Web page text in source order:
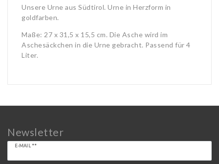
Unsere Urne aus Südtirol. Urne in Herzform in
goldfarben.
Maße: 27 x 31,5 x 15,5 cm. Die Asche wird im
Aschesäckchen in die Urne gebracht. Passend für 4
Liter.
Newsletter
E-MAIL **
Newsletter
Honig